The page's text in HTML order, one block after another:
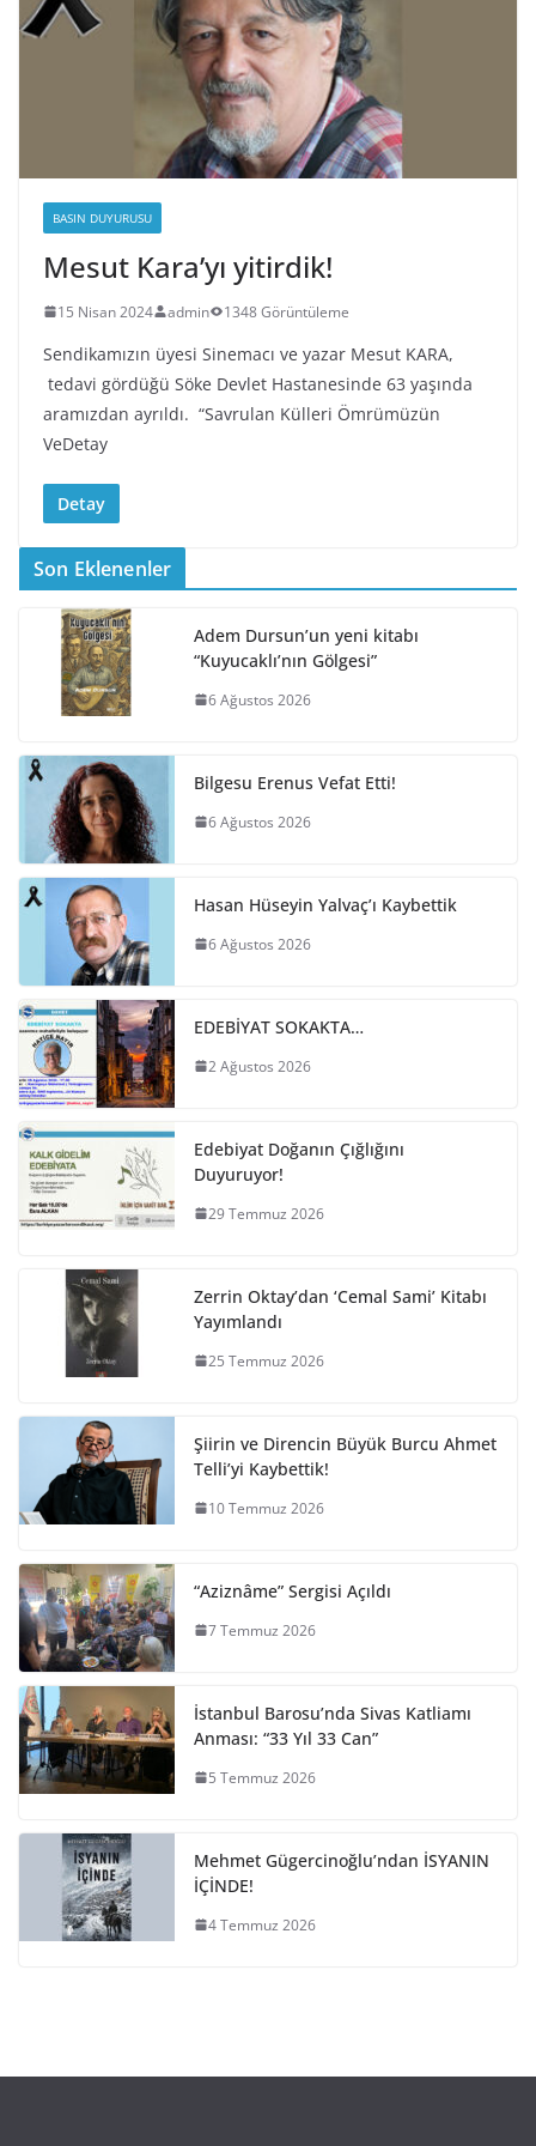
BASIN DUYURUSU
Mesut Kara’yı yitirdik!
15 Nisan 2024 admin 1348 Görüntüleme
Sendikamızın üyesi Sinemacı ve yazar Mesut KARA,
tedavi gördüğü Söke Devlet Hastanesinde 63 yaşında
aramızdan ayrıldı. “Savrulan Külleri Ömrümüzün
VeDetay
Detay
Son Eklenenler
Adem Dursun’un yeni kitabı
“Kuyucaklı’nın Gölgesi”
6 Ağustos 2026
Bilgesu Erenus Vefat Etti!
6 Ağustos 2026
Hasan Hüseyin Yalvaç’ı Kaybettik
6 Ağustos 2026
EDEBİYAT SOKAKTA…
2 Ağustos 2026
Edebiyat Doğanın Çığlığını
Duyuruyor!
29 Temmuz 2026
Zerrin Oktay’dan ‘Cemal Sami’ Kitabı
Yayımlandı
25 Temmuz 2026
Şiirin ve Direncin Büyük Burcu Ahmet
Telli’yi Kaybettik!
10 Temmuz 2026
“Aziznâme” Sergisi Açıldı
7 Temmuz 2026
İstanbul Barosu’nda Sivas Katliamı
Anması: “33 Yıl 33 Can”
5 Temmuz 2026
Mehmet Gügercinoğlu’ndan İSYANIN
İÇİNDE!
4 Temmuz 2026